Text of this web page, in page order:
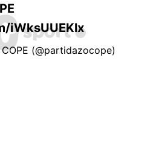
iWksUUEKlx
(@partidazocope)